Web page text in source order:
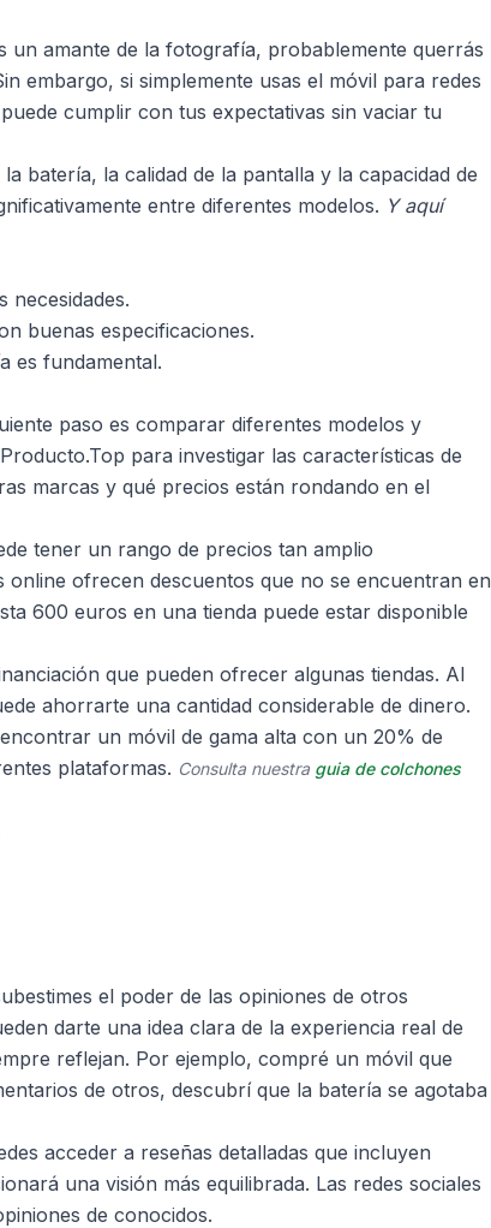
un amante de la fotografía, probablemente querrás
embargo, si simplemente usas el móvil para redes
cumplir con tus expectativas sin vaciar tu
batería, la calidad de la pantalla y la capacidad de
entre diferentes modelos. Y aquí
necesidades.
buenas especificaciones.
es fundamental.
paso es comparar diferentes modelos y
Producto.Top para investigar las características de
marcas y qué precios están rondando en el
tener un rango de precios tan amplio
online ofrecen descuentos que no se encuentran en
600 euros en una tienda puede estar disponible
que pueden ofrecer algunas tiendas. Al
ahorrarte una cantidad considerable de dinero.
un móvil de gama alta con un 20% de
plataformas. Consulta nuestra guia de colchones
el poder de las opiniones de otros
darte una idea clara de la experiencia real de
reflejan. Por ejemplo, compré un móvil que
de otros, descubrí que la batería se agotaba
acceder a reseñas detalladas que incluyen
una visión más equilibrada. Las redes sociales
de conocidos.